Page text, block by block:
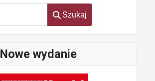
Szukaj
Nowe wydanie